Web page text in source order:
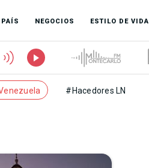
PAÍS NEGOCIOS ESTILO DE VIDA
#Hacedores LN